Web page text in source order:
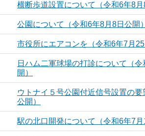
横断歩道設置について（令和6年8月
公園について（令和6年8月8日公開）
市役所にエアコンを（令和6年7月25
日ハム二軍球場の打診について（
開）
ウトナイ５号公園付近信号設置の要
公開）
駅の北口開発について（令和6年7月